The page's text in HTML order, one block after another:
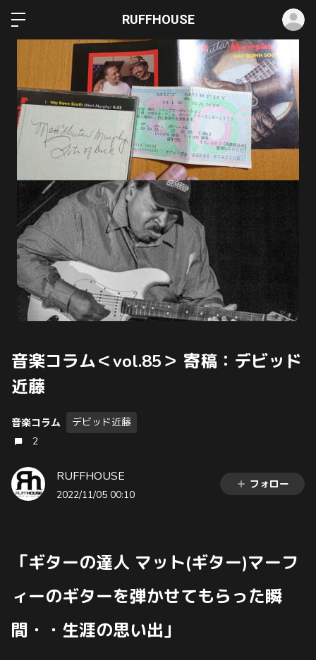
RUFFHOUSE
音楽コラム＜vol.85＞ 寄稿：デビッド
近藤
音楽コラム
デビッド近藤
2
RUFFHOUSE
2022/11/05 00:10
フォロー
「ギターの達人 マット(ギター)マーフ
ィーのギターを弾かせてもらった瞬
間・・生涯の思い出｣